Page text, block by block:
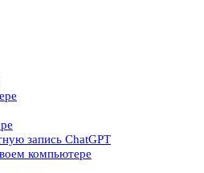
запись ChatGPT
компьютере